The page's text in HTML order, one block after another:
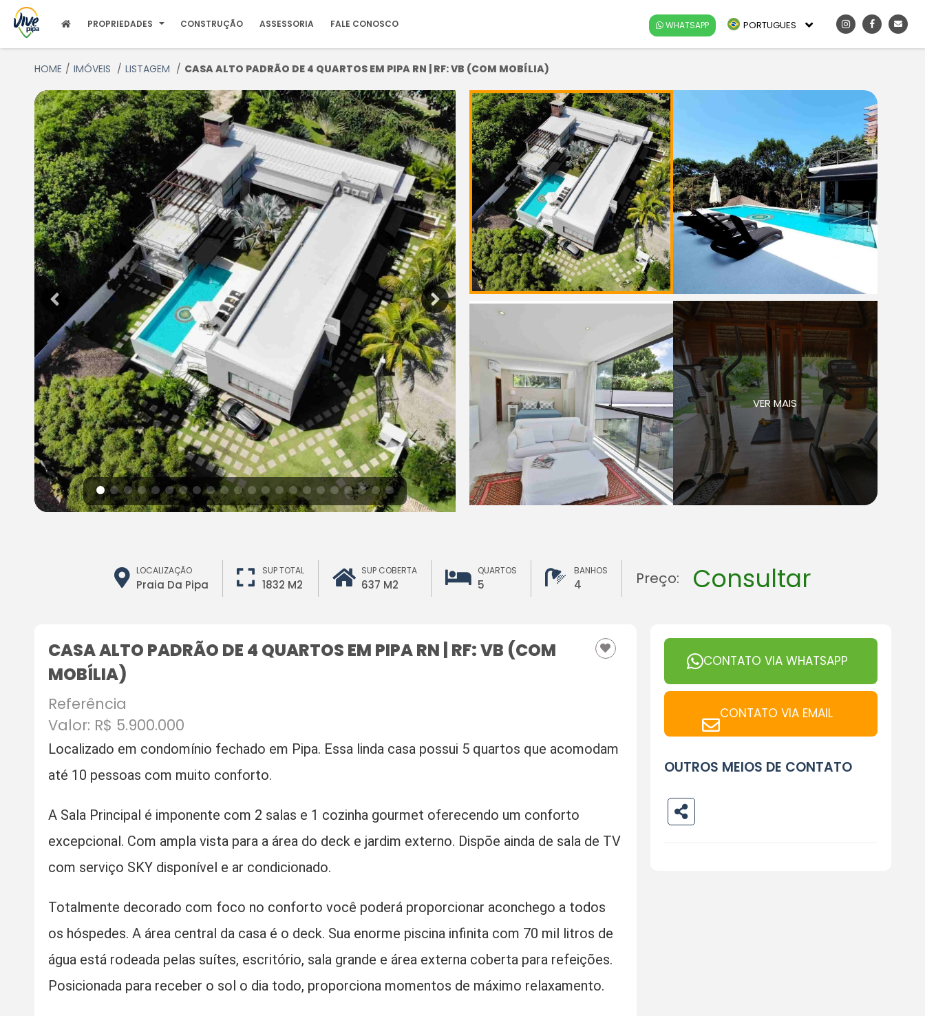
PROPRIEDADES CONSTRUÇÃO ASSESSORIA FALE CONOSCO WHATSAPP PORTUGUES
HOME IMÓVEIS LISTAGEM CASA ALTO PADRÃO DE 4 QUARTOS EM PIPA RN | RF: VB (COM MOBÍLIA)
VER MAIS
LOCALIZAÇÃO
Praia Da Pipa
SUP TOTAL
1832 M2
SUP COBERTA
637 M2
QUARTOS
5
BANHOS
4 Preço: Consultar
CASA ALTO PADRÃO DE 4 QUARTOS EM PIPA RN | RF: VB (COM
MOBÍLIA)
Referência
Valor: R$ 5.900.000
Localizado em condomínio fechado em Pipa. Essa linda casa possui 5 quartos que acomodam
até 10 pessoas com muito conforto.
A Sala Principal é imponente com 2 salas e 1 cozinha gourmet oferecendo um conforto
excepcional. Com ampla vista para a área do deck e jardim externo. Dispõe ainda de sala de TV
com serviço SKY disponível e ar condicionado.
Totalmente decorado com foco no conforto você poderá proporcionar aconchego a todos
os hóspedes. A área central da casa é o deck. Sua enorme piscina infinita com 70 mil litros de
água está rodeada pelas suítes, escritório, sala grande e área externa coberta para refeições.
Posicionada para receber o sol o dia todo, proporciona momentos de máximo relaxamento.
CONTATO VIA WHATSAPP
CONTATO VIA EMAIL
OUTROS MEIOS DE CONTATO